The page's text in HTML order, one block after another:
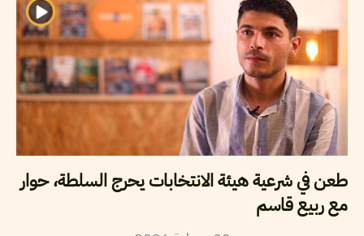
طعن في شرعية هيئة الانتخابات يحرج السلطة، حوار
مع ربيع قاسم